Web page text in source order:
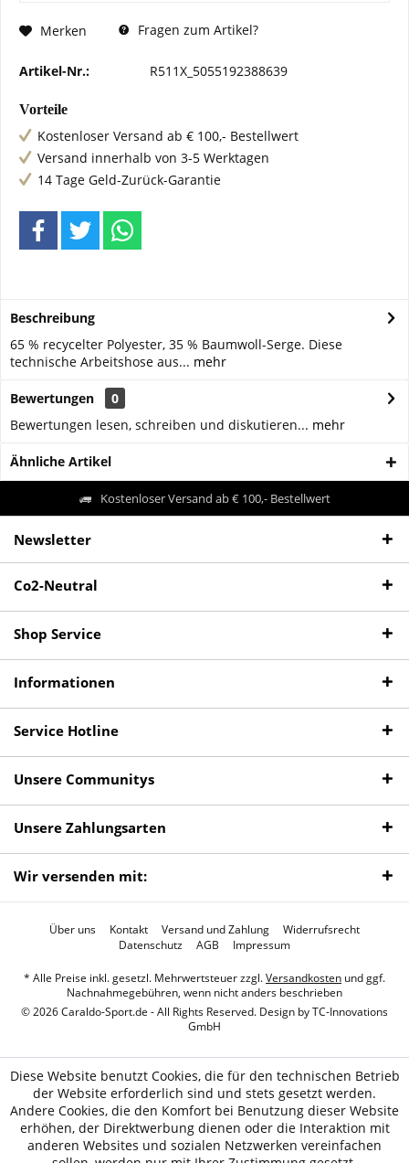
Merken Fragen zum Artikel?
Artikel-Nr.: R511X_5055192388639
Vorteile
Kostenloser Versand ab € 100,- Bestellwert
Versand innerhalb von 3-5 Werktagen
14 Tage Geld-Zurück-Garantie
Beschreibung
65 % recycelter Polyester, 35 % Baumwoll-Serge. Diese
technische Arbeitshose aus... mehr
Bewertungen
0
Bewertungen lesen, schreiben und diskutieren... mehr
Ähnliche Artikel
Kostenloser Versand ab € 100,- Bestellwert
Newsletter
Co2-Neutral
Shop Service
Informationen
Service Hotline
Unsere Communitys
Unsere Zahlungsarten
Wir versenden mit:
Über uns Kontakt Versand und Zahlung
Widerrufsrecht
Datenschutz
AGB Impressum
* Alle Preise inkl. gesetzl. Mehrwertsteuer zzgl.Versandkosten und ggf.
Nachnahmegebühren, wenn nicht anders beschrieben
© 2026 Caraldo-Sport.de - All Rights Reserved. Design byTC-Innovations
GmbH
Diese Website benutzt Cookies, die für den technischen Betrieb
der Website erforderlich sind und stets gesetzt werden.
Andere Cookies, die den Komfort bei Benutzung dieser Website
erhöhen, der Direktwerbung dienen oder die Interaktion mit
anderen Websites und sozialen Netzwerken vereinfachen